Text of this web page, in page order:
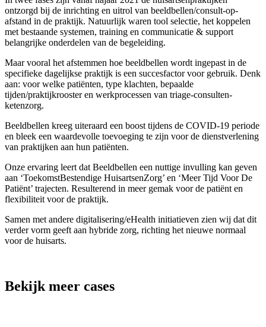
ontzorgd bij de inrichting en uitrol van beeldbellen/consult-op-
afstand in de praktijk. Natuurlijk waren tool selectie, het koppelen
met bestaande systemen, training en communicatie & support
belangrijke onderdelen van de begeleiding.
Maar vooral het afstemmen hoe beeldbellen wordt ingepast in de
specifieke dagelijkse praktijk is een succesfactor voor gebruik. Denk
aan: voor welke patiënten, type klachten, bepaalde
tijden/praktijkrooster en werkprocessen van triage-consulten-
ketenzorg.
Beeldbellen kreeg uiteraard een boost tijdens de COVID-19 periode
en bleek een waardevolle toevoeging te zijn voor de dienstverlening
van praktijken aan hun patiënten.
Onze ervaring leert dat Beeldbellen een nuttige invulling kan geven
aan ‘ToekomstBestendige HuisartsenZorg’ en ‘Meer Tijd Voor De
Patiënt’ trajecten. Resulterend in meer gemak voor de patiënt en
flexibiliteit voor de praktijk.
Samen met andere digitalisering/eHealth initiatieven zien wij dat dit
verder vorm geeft aan hybride zorg, richting het nieuwe normaal
voor de huisarts.
Bekijk meer cases